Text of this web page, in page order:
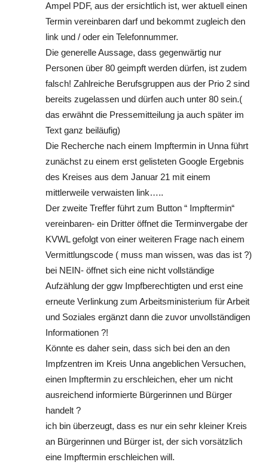
Ampel PDF, aus der ersichtlich ist, wer aktuell einen
Termin vereinbaren darf und bekommt zugleich den
link und / oder ein Telefonnummer.
Die generelle Aussage, dass gegenwärtig nur
Personen über 80 geimpft werden dürfen, ist zudem
falsch! Zahlreiche Berufsgruppen aus der Prio 2 sind
bereits zugelassen und dürfen auch unter 80 sein.(
das erwähnt die Pressemitteilung ja auch später im
Text ganz beiläufig)
Die Recherche nach einem Impftermin in Unna führt
zunächst zu einem erst gelisteten Google Ergebnis
des Kreises aus dem Januar 21 mit einem
mittlerweile verwaisten link…..
Der zweite Treffer führt zum Button “ Impftermin“
vereinbaren- ein Dritter öffnet die Terminvergabe der
KVWL gefolgt von einer weiteren Frage nach einem
Vermittlungscode ( muss man wissen, was das ist ?)
bei NEIN- öffnet sich eine nicht vollständige
Aufzählung der ggw Impfberechtigten und erst eine
erneute Verlinkung zum Arbeitsministerium für Arbeit
und Soziales ergänzt dann die zuvor unvollständigen
Informationen ?!
Könnte es daher sein, dass sich bei den an den
Impfzentren im Kreis Unna angeblichen Versuchen,
einen Impftermin zu erschleichen, eher um nicht
ausreichend informierte Bürgerinnen und Bürger
handelt ?
ich bin überzeugt, dass es nur ein sehr kleiner Kreis
an Bürgerinnen und Bürger ist, der sich vorsätzlich
eine Impftermin erschleichen will.